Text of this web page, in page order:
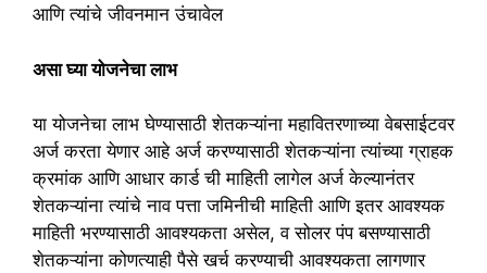
आणि त्यांचे जीवनमान उंचावेल
असा घ्या योजनेचा लाभ
या योजनेचा लाभ घेण्यासाठी शेतकऱ्यांना महावितरणाच्या वेबसाईटवर
अर्ज करता येणार आहे अर्ज करण्यासाठी शेतकऱ्यांना त्यांच्या ग्राहक
क्रमांक आणि आधार कार्ड ची माहिती लागेल अर्ज केल्यानंतर
शेतकऱ्यांना त्यांचे नाव पत्ता जमिनीची माहिती आणि इतर आवश्यक
माहिती भरण्यासाठी आवश्यकता असेल, व सोलर पंप बसण्यासाठी
शेतकऱ्यांना कोणत्याही पैसे खर्च करण्याची आवश्यकता लागणार